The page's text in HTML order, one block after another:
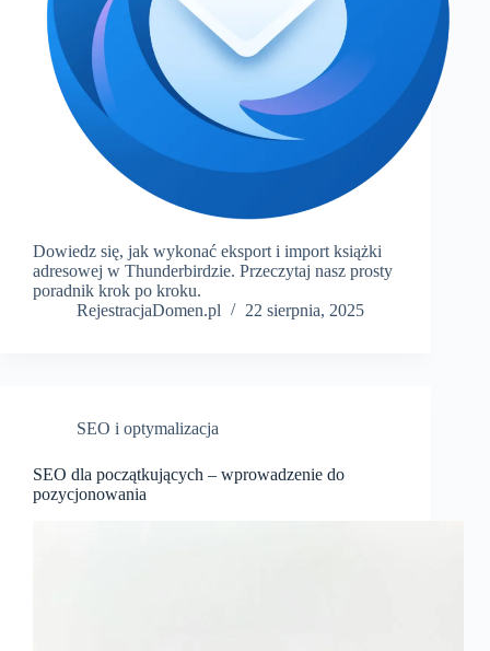
Dowiedz się, jak wykonać eksport i import książki
adresowej w Thunderbirdzie. Przeczytaj nasz prosty
poradnik krok po kroku.
RejestracjaDomen.pl
22 sierpnia, 2025
SEO i optymalizacja
SEO dla początkujących – wprowadzenie do
pozycjonowania